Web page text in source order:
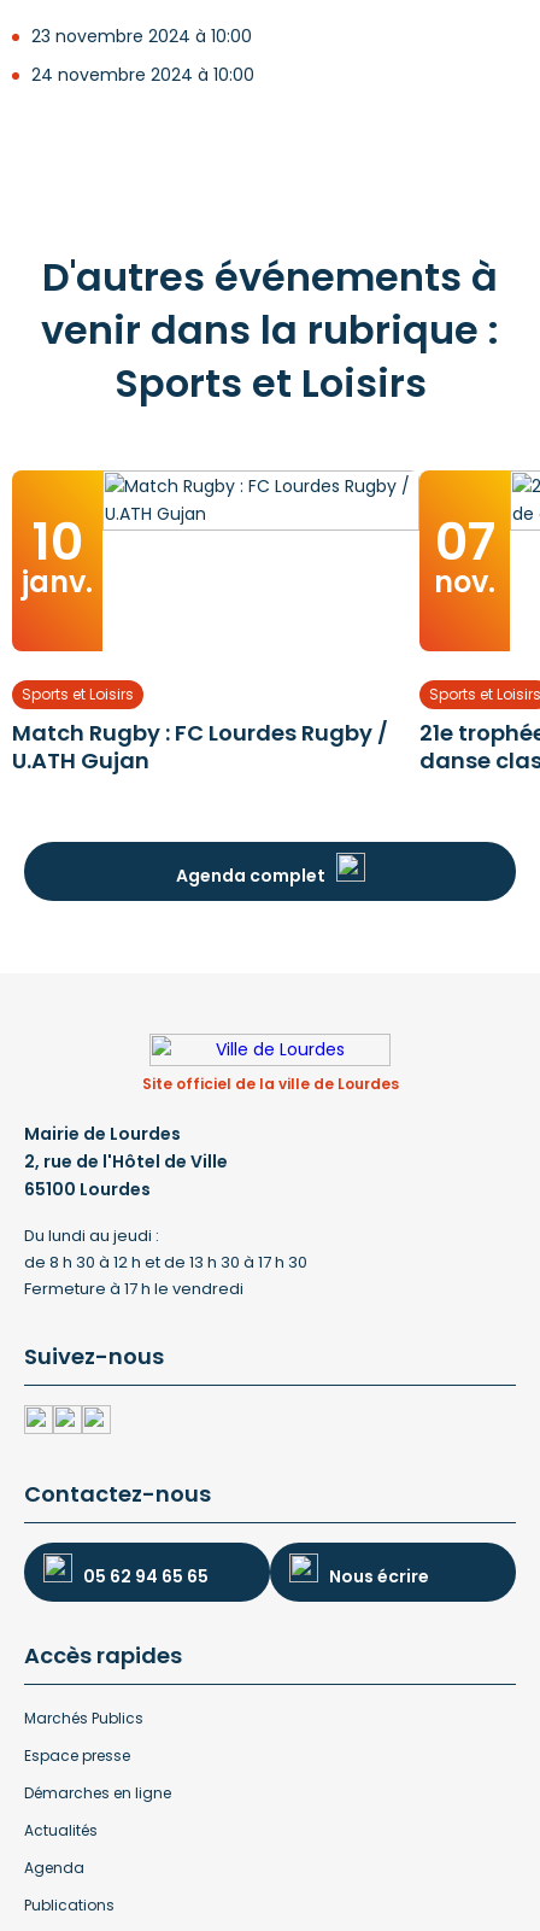
23 novembre 2024 à 10:00
24 novembre 2024 à 10:00
D'autres événements à
venir dans la rubrique :
Sports et Loisirs
10
janv.
Sports et Loisirs
Match Rugby : FC Lourdes Rugby /
U.ATH Gujan
07
nov.
Sports et
21e
danse
Agenda complet
Site officiel de la ville de Lourdes
Mairie de Lourdes
2, rue de l'Hôtel de Ville
65100 Lourdes
Du lundi au jeudi :
de 8 h 30 à 12 h et de 13 h 30 à 17 h 30
Fermeture à 17 h le vendredi
Suivez-nous
Contactez-nous
05 62 94 65 65 Nous écrire
Accès rapides
Marchés Publics
Espace presse
Démarches en ligne
Actualités
Agenda
Publications